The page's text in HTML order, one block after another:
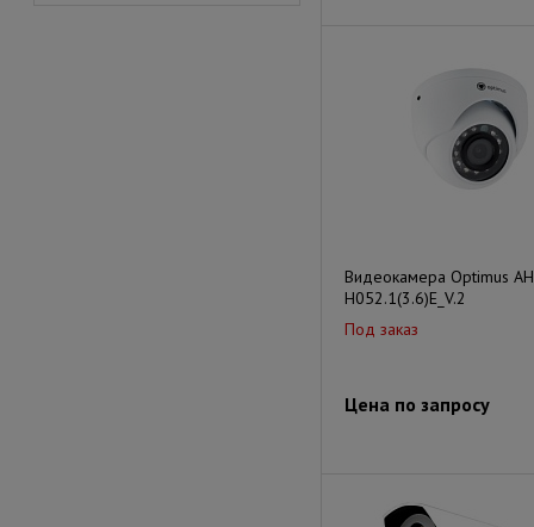
Видеокамера Optimus
H052.1(3.6)E_V.2
Под заказ
Цена по запросу